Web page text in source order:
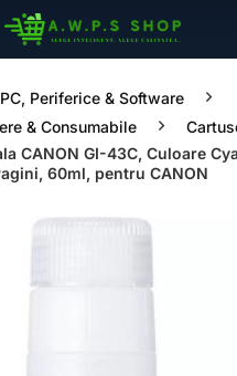
PC, Periferice & Software
& Consumabile
CANON GI-43C, Culoare
60ml, pentru CANON